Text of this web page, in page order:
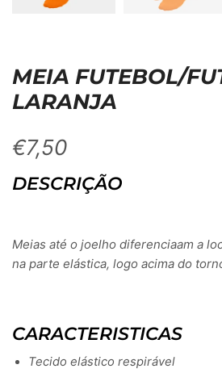
MEIA FUTEBOL/
LARANJA
€7,50
DESCRIÇÃO
Meias até o joelho diferenciaam a
na parte elástica, logo acima do
CARACTERISTICAS
Tecido elástico respirável